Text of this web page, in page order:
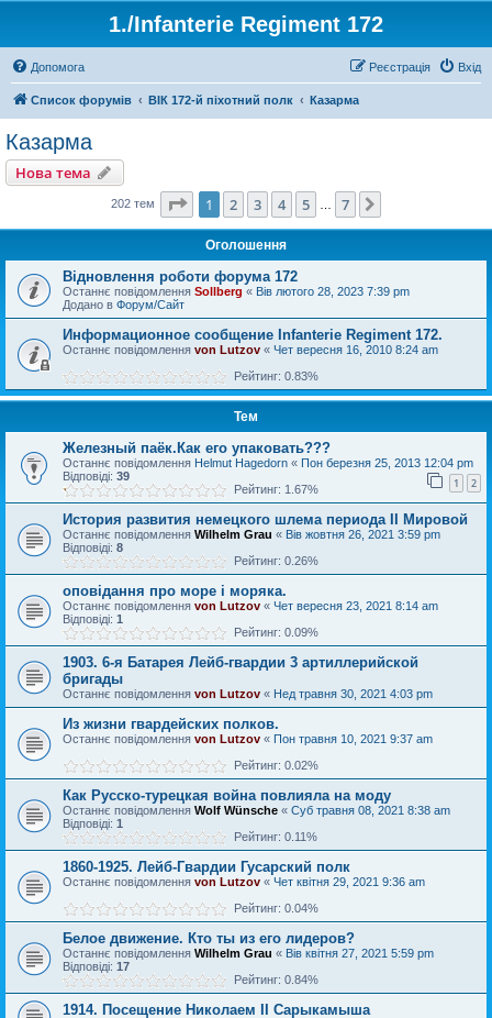
1./Infanterie Regiment 172
Допомога Вхід
Реєстрація
Список форумів ВІК 172-й піхотний полк Казарма
Казарма
Нова тема
202 тем Сторінка1 7
1 2 3 4 5 7
Оголошення
Відновлення роботи форума 172
Останнє повідомлення Sollberg « Вів лютого 28, 2023 7:39 pm
Додано в Форум/Сайт
Информационное сообщение Infanterie Regiment 172.
Останнє повідомлення von Lutzov « Чет вересня 16, 2010 8:24 am
Рейтинг: 0.83%
Тем
Железный паёк.Как его упаковать???
Останнє повідомлення Helmut Hagedorn « Пон березня 25, 2013 12:04 pm
Відповіді: 39 1 2
Рейтинг: 1.67%
История развития немецкого шлема периода II Мировой
Останнє повідомлення Wilhelm Grau « Вів жовтня 26, 2021 3:59 pm
Відповіді: 8
Рейтинг: 0.26%
оповідання про море і моряка.
Останнє повідомлення von Lutzov « Чет вересня 23, 2021 8:14 am
Відповіді: 1
Рейтинг: 0.09%
1903. 6-я Батарея Лейб-гвардии 3 артиллерийской
бригады
Останнє повідомлення von Lutzov « Нед травня 30, 2021 4:03 pm
Из жизни гвардейских полков.
Останнє повідомлення von Lutzov « Пон травня 10, 2021 9:37 am
Рейтинг: 0.02%
Как Русско-турецкая война повлияла на моду
Останнє повідомлення Wolf Wünsche « Суб травня 08, 2021 8:38 am
Відповіді: 1
Рейтинг: 0.11%
1860-1925. Лейб-Гвардии Гусарский полк
Останнє повідомлення von Lutzov « Чет квітня 29, 2021 9:36 am
Рейтинг: 0.04%
Белое движение. Кто ты из его лидеров?
Останнє повідомлення Wilhelm Grau « Вів квітня 27, 2021 5:59 pm
Відповіді: 17
Рейтинг: 0.84%
1914. Посещение Николаем II Сарыкамыша